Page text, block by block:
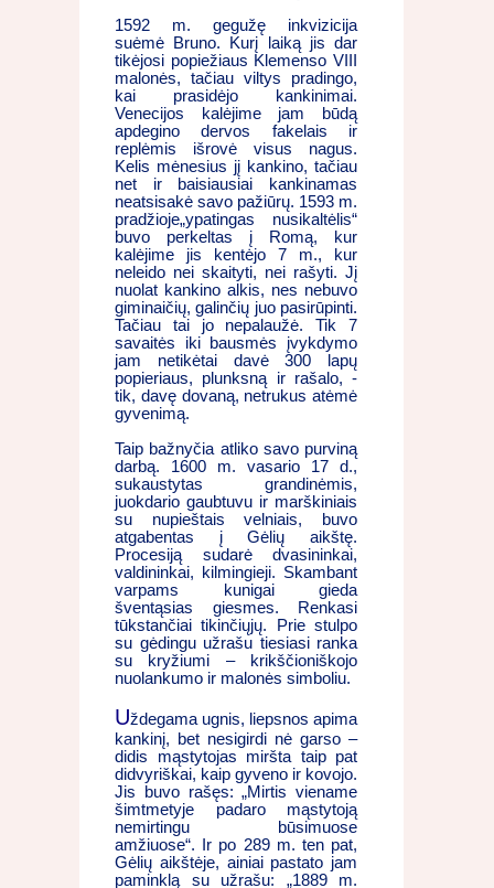
1592 m. gegužę inkvizicija
suėmė Bruno. Kurį laiką jis dar
tikėjosi popiežiaus Klemenso VIII
malonės, tačiau viltys pradingo,
kai prasidėjo kankinimai.
Venecijos kalėjime jam būdą
apdegino dervos fakelais ir
replėmis išrovė visus nagus.
Kelis mėnesius jį kankino, tačiau
net ir baisiausiai kankinamas
neatsisakė savo pažiūrų. 1593 m.
pradžioje„ypatingas nusikaltėlis“
buvo perkeltas į Romą, kur
kalėjime jis kentėjo 7 m., kur
neleido nei skaityti, nei rašyti. Jį
nuolat kankino alkis, nes nebuvo
giminaičių, galinčių juo pasirūpinti.
Tačiau tai jo nepalaužė. Tik 7
savaitės iki bausmės įvykdymo
jam netikėtai davė 300 lapų
popieriaus, plunksną ir rašalo, -
tik, davę dovaną, netrukus atėmė
gyvenimą.
Taip bažnyčia atliko savo purviną
darbą. 1600 m. vasario 17 d.,
sukaustytas grandinėmis,
juokdario gaubtuvu ir marškiniais
su nupieštais velniais, buvo
atgabentas į Gėlių aikštę.
Procesiją sudarė dvasininkai,
valdininkai, kilmingieji. Skambant
varpams kunigai gieda
šventąsias giesmes. Renkasi
tūkstančiai tikinčiųjų. Prie stulpo
su gėdingu užrašu tiesiasi ranka
su kryžiumi – krikščioniškojo
nuolankumo ir malonės simboliu.
Uždegama ugnis, liepsnos apima
kankinį, bet nesigirdi nė garso –
didis mąstytojas miršta taip pat
didvyriškai, kaip gyveno ir kovojo.
Jis buvo rašęs: „Mirtis viename
šimtmetyje padaro mąstytoją
nemirtingu būsimuose
amžiuose“. Ir po 289 m. ten pat,
Gėlių aikštėje, ainiai pastato jam
paminklą su užrašu: „1889 m.